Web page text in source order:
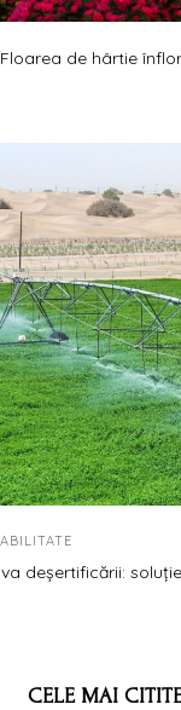
Floarea de hârtie
deșertificării:
CELE MAI